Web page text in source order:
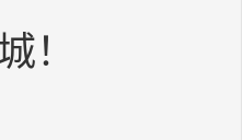
！